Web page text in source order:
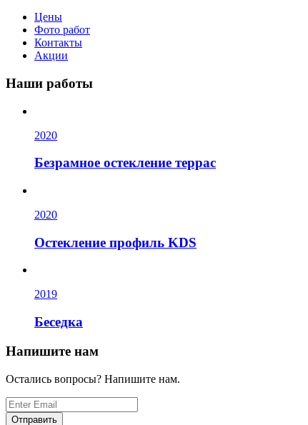
Цены
Фото работ
Контакты
Акции
Наши работы
2020
Безрамное остекление террас
2020
Остекление профиль KDS
2019
Беседка
Напишите нам
Остались вопросы? Напишите нам.
Отправить